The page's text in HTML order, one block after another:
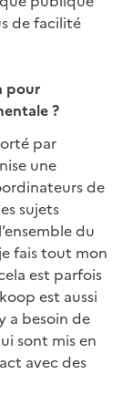
de facilité
pour
?
par
une
de
sujets
du
fais tout mon
est parfois
est aussi
a besoin de
sont mis en
avec des